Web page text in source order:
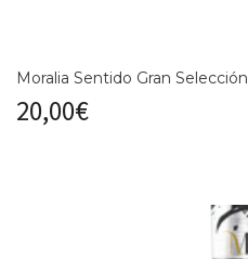
Moralia Sentido Gran Selección
20,00€